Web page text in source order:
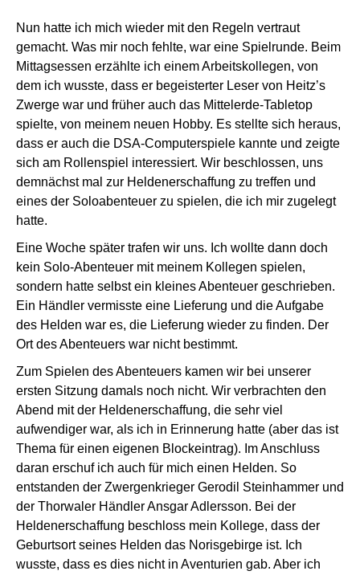
Nun hatte ich mich wieder mit den Regeln vertraut
gemacht. Was mir noch fehlte, war eine Spielrunde. Beim
Mittagsessen erzählte ich einem Arbeitskollegen, von
dem ich wusste, dass er begeisterter Leser von Heitz’s
Zwerge war und früher auch das Mittelerde-Tabletop
spielte, von meinem neuen Hobby. Es stellte sich heraus,
dass er auch die DSA-Computerspiele kannte und zeigte
sich am Rollenspiel interessiert. Wir beschlossen, uns
demnächst mal zur Heldenerschaffung zu treffen und
eines der Soloabenteuer zu spielen, die ich mir zugelegt
hatte.
Eine Woche später trafen wir uns. Ich wollte dann doch
kein Solo-Abenteuer mit meinem Kollegen spielen,
sondern hatte selbst ein kleines Abenteuer geschrieben.
Ein Händler vermisste eine Lieferung und die Aufgabe
des Helden war es, die Lieferung wieder zu finden. Der
Ort des Abenteuers war nicht bestimmt.
Zum Spielen des Abenteuers kamen wir bei unserer
ersten Sitzung damals noch nicht. Wir verbrachten den
Abend mit der Heldenerschaffung, die sehr viel
aufwendiger war, als ich in Erinnerung hatte (aber das ist
Thema für einen eigenen Blockeintrag). Im Anschluss
daran erschuf ich auch für mich einen Helden. So
entstanden der Zwergenkrieger Gerodil Steinhammer und
der Thorwaler Händler Ansgar Adlersson. Bei der
Heldenerschaffung beschloss mein Kollege, dass der
Geburtsort seines Helden das Norisgebirge ist. Ich
wusste, dass es dies nicht in Aventurien gab. Aber ich